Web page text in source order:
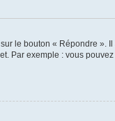
le bouton « Répondre ».
Par exemple : vous